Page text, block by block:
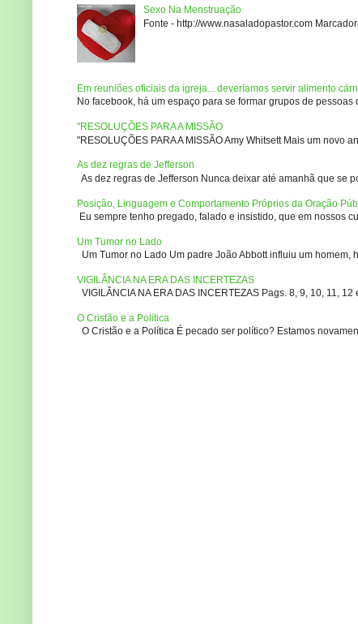
Sexo Na Menstruação
Fonte - http://www.nasaladopastor.com
Em reuniões oficiais da igreja... deveríamos servir alimento
No facebook, há um espaço para se formar grupos de
"RESOLUÇÕES PARA A MISSÃO
"RESOLUÇÕES PARA A MISSÃO Amy Whitsett Mais um novo
As dez regras de Jefferson
As dez regras de Jefferson Nunca deixar até amanhã que se
Posição, Linguagem e Comportamento Próprios da Oração
Eu sempre tenho pregado, falado e insistido, que em nossos
Um Tumor no Lado
Um Tumor no Lado Um padre João Abbott influiu um
VIGILÂNCIA NA ERA DAS INCERTEZAS
VIGILÂNCIA NA ERA DAS INCERTEZAS Pags. 8, 9, 10, 11,
O Cristão e a Política
O Cristão e a Política É pecado ser político? Estamos